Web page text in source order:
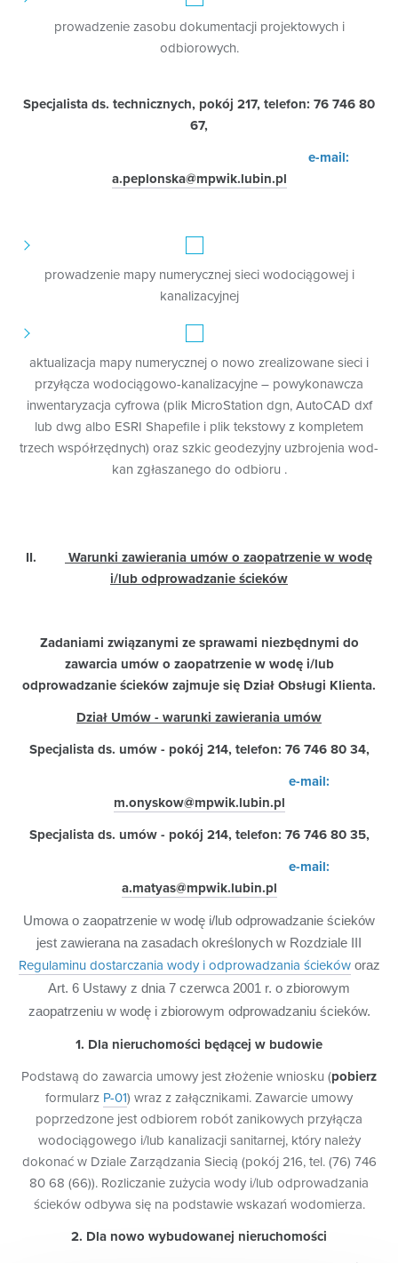
prowadzenie zasobu dokumentacji projektowych i
odbiorowych.
Specjalista ds. technicznych, pokój 217, telefon: 76 746 80
67,
e-mail:
a.peplonska@mpwik.lubin.pl
prowadzenie mapy numerycznej sieci wodociągowej i
kanalizacyjnej
aktualizacja mapy numerycznej o nowo zrealizowane sieci i
przyłącza wodociągowo-kanalizacyjne – powykonawcza
inwentaryzacja cyfrowa (plik MicroStation dgn, AutoCAD dxf
lub dwg albo ESRI Shapefile i plik tekstowy z kompletem
trzech współrzędnych) oraz szkic geodezyjny uzbrojenia wod-
kan zgłaszanego do odbioru .
II.
Warunki zawierania umów o zaopatrzenie w wodę
i/lub odprowadzanie ścieków
Zadaniami związanymi ze sprawami niezbędnymi do
zawarcia umów o zaopatrzenie w wodę i/lub
odprowadzanie ścieków zajmuje się Dział Obsługi Klienta.
Dział Umów - warunki zawierania umów
Specjalista ds. umów - pokój 214, telefon: 76 746 80 34,
e-mail:
m.onyskow@mpwik.lubin.pl
Specjalista ds. umów - pokój 214, telefon: 76 746 80 35,
e-mail:
a.matyas@mpwik.lubin.pl
Umowa o zaopatrzenie w wodę i/lub odprowadzanie ścieków
jest zawierana na zasadach określonych w Rozdziale III
Regulaminu dostarczania wody i odprowadzania ścieków oraz
Art. 6 Ustawy z dnia 7 czerwca 2001 r. o zbiorowym
zaopatrzeniu w wodę i zbiorowym odprowadzaniu ścieków.
1. Dla nieruchomości będącej w budowie
Podstawą do zawarcia umowy jest złożenie wniosku (pobierz
formularz P-01) wraz z załącznikami. Zawarcie umowy
poprzedzone jest odbiorem robót zanikowych przyłącza
wodociągowego i/lub kanalizacji sanitarnej, który należy
dokonać w Dziale Zarządzania Siecią (pokój 216, tel. (76) 746
80 68 (66)). Rozliczanie zużycia wody i/lub odprowadzania
ścieków odbywa się na podstawie wskazań wodomierza.
2. Dla nowo wybudowanej nieruchomości